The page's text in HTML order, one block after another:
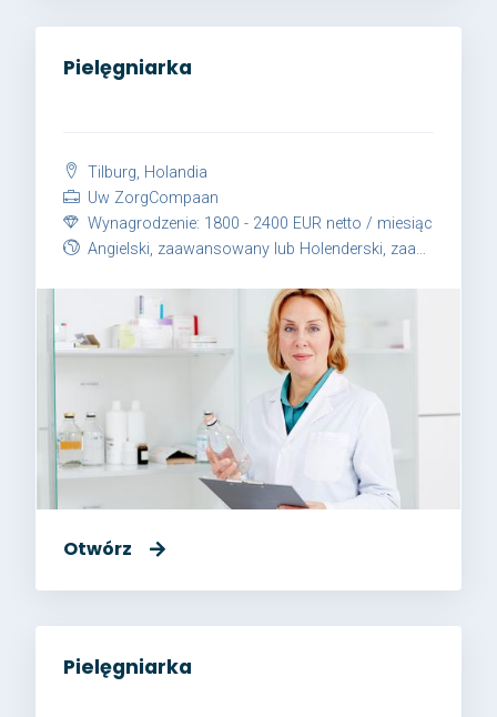
Pielęgniarka
Tilburg, Holandia
Uw ZorgCompaan
Wynagrodzenie: 1800 - 2400 EUR netto / miesiąc
Angielski, zaawansowany lub Holenderski, zaawansowany
Otwórz
Pielęgniarka